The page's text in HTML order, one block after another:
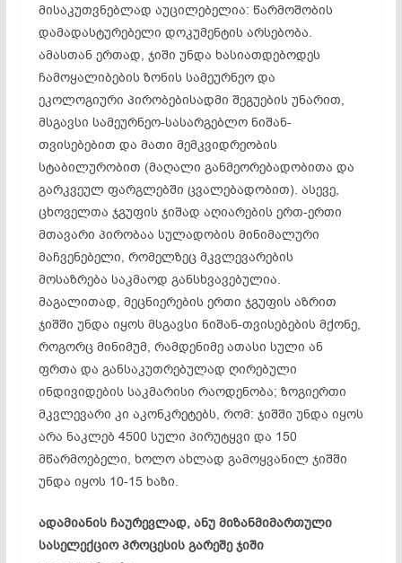
მისაკუთვნებლად აუცილებელია: წარმოშობის
დამადასტურებელი დოკუმენტის არსებობა.
ამასთან ერთად, ჯიში უნდა ხასიათდებოდეს
ჩამოყალიბების ზონის სამეურნეო და
ეკოლოგიური პირობებისადმი შეგუების უნარით,
მსგავსი სამეურნეო-სასარგებლო ნიშან-
თვისებებით და მათი მემკვიდრეობის
სტაბილურობით (მაღალი განმეორებადობითა და
გარკვეულ ფარგლებში ცვალებადობით). ასევე,
ცხოველთა ჯგუფის ჯიშად აღიარების ერთ-ერთი
მთავარი პირობაა სულადობის მინიმალური
მაჩვენებელი, რომელზეც მკვლევარების
მოსაზრება საკმაოდ განსხვავებულია.
მაგალითად, მეცნიერების ერთი ჯგუფის აზრით
ჯიშში უნდა იყოს მსგავსი ნიშან-თვისებების მქონე,
როგორც მინიმუმ, რამდენიმე ათასი სული ან
ფრთა და განსაკუთრებულად ღირებული
ინდივიდების საკმარისი რაოდენობა; ზოგიერთი
მკვლევარი კი აკონკრეტებს, რომ: ჯიშში უნდა იყოს
არა ნაკლებ 4500 სული პირუტყვი და 150
მწარმოებელი, ხოლო ახლად გამოყვანილ ჯიშში
უნდა იყოს 10-15 ხაზი.
ადამიანის ჩაურევლად, ანუ მიზანმიმართული
სასელექციო პროცესის გარეშე ჯიში